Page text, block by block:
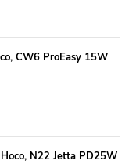
CW6 ProEasy 15W
N22 Jetta PD25W